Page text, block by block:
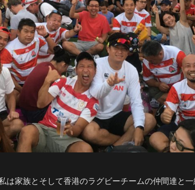
は家族とそして香港のラグビーチームの仲間達と